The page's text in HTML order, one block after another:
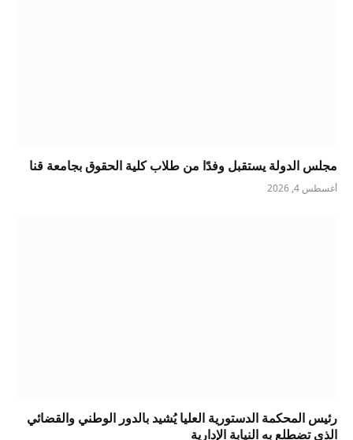
مجلس الدولة يستقبل وفدًا من طلاب كلية الحقوق بجامعة قنا
أغسطس 4, 2026
رئيس المحكمة الدستورية العليا يُشيد بالدور الوطني والقضائي
الذي تضطلع به النيابة الإدارية